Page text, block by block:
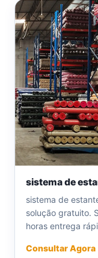
sistema de
sistema de
solução gratuito.
horas entrega
Consultar